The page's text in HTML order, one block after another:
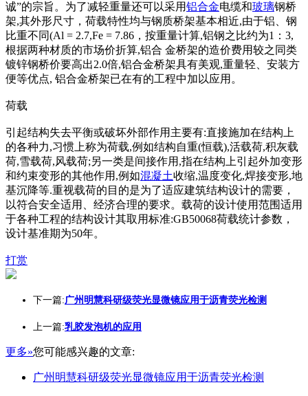
诚”的宗旨。为了减轻重量还可以采用铝合金电缆和玻璃钢桥
架,其外形尺寸，荷载特性均与钢质桥架基本相近,由于铝、钢
比重不同(Al = 2.7,Fe = 7.86，按重量计算,铝钢之比约为1：3,
根据两种材质的市场价折算,铝合 金桥架的造价费用较之同类
镀锌钢桥价要高出2.0倍,铝合金桥架具有美观,重量轻、安装方
便等优点, 铝合金桥架已在有的工程中加以应用。
荷载
引起结构失去平衡或破坏外部作用主要有:直接施加在结构上
的各种力,习惯上称为荷载,例如结构自重(恒载),活载荷,积灰载
荷,雪载荷,风载荷;另一类是间接作用,指在结构上引起外加变形
和约束变形的其他作用,例如混凝土收缩,温度变化,焊接变形,地
基沉降等.重视载荷的目的是为了适应建筑结构设计的需要，
以符合安全适用、经济合理的要求。载荷的设计使用范围适用
于各种工程的结构设计其取用标准:GB50068荷载统计参数，
设计基准期为50年。
打赏
下一篇:广州明慧科研级荧光显微镜应用于沥青荧光检测
上一篇:乳胶发泡机的应用
更多»您可能感兴趣的文章:
广州明慧科研级荧光显微镜应用于沥青荧光检测